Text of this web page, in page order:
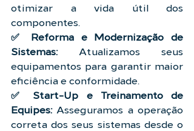
otimizar a vida útil dos
componentes.
✅ Reforma e Modernização de
Sistemas: Atualizamos seus
equipamentos para garantir maior
eficiência e conformidade.
✅ Start-Up e Treinamento de
Equipes: Asseguramos a operação
correta dos seus sistemas desde o